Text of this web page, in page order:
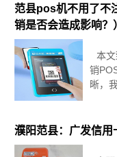
范县pos机不用了不
销是否会造成影响？
本
销
晰，
助读
濮阳范县：广发信用